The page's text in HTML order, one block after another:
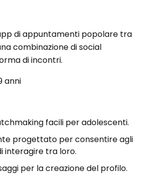
di appuntamenti popolare tra
combinazione di social
di incontri.
anni
facili per adolescenti.
progettato per consentire agli
interagire tra loro.
per la creazione del profilo.